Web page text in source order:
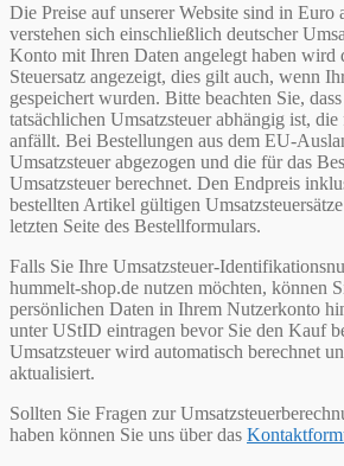
Die Preise auf unserer Website sind in Euro
verstehen sich einschließlich deutscher
Konto mit Ihren Daten angelegt haben wird
Steuersatz angezeigt, dies gilt auch, wenn
gespeichert wurden. Bitte beachten Sie,
tatsächlichen Umsatzsteuer abhängig ist,
anfällt. Bei Bestellungen aus dem EU-
Umsatzsteuer abgezogen und die für das
Umsatzsteuer berechnet. Den Endpreis
bestellten Artikel gültigen
letzten Seite des Bestellformulars.
Falls Sie Ihre Umsatzsteuer-
hummelt-shop.de nutzen möchten, können
persönlichen Daten in Ihrem Nutzerkonto
unter UStID eintragen bevor Sie den Kauf
Umsatzsteuer wird automatisch berechnet
aktualisiert.
Sollten Sie Fragen zur
haben können Sie uns über das